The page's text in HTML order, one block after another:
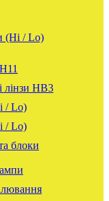
(Hi / Lo)
лінзи HB3
/ Lo)
/ Lo)
блоки